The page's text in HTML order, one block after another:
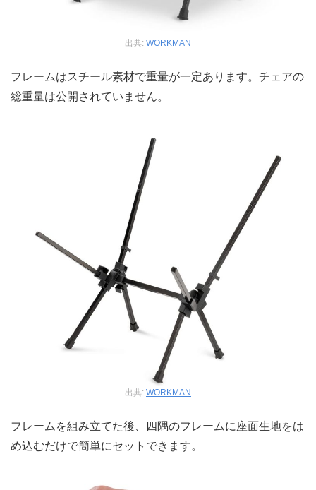
出典: WORKMAN
フレームはスチール素材で重量が一定あります。チェアの
総重量は公開されていません。
出典: WORKMAN
フレームを組み立てた後、四隅のフレームに座面生地をは
め込むだけで簡単にセットできます。